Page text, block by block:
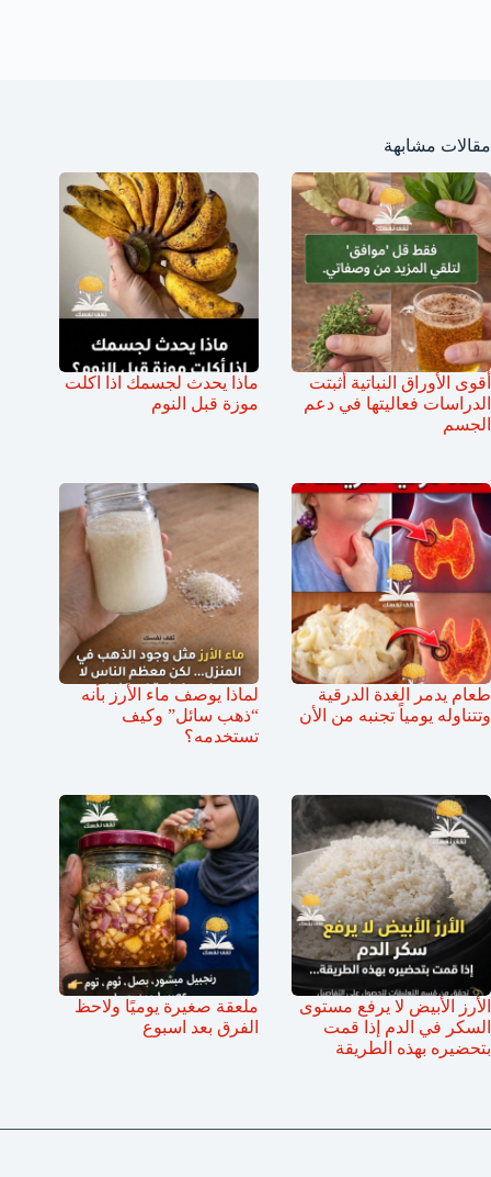
مقالات مشابهة
أقوى الأوراق النباتية أثبتت
الدراسات فعاليتها في دعم
الجسم
ماذا يحدث لجسمك اذا اكلت
موزة قبل النوم
طعام يدمر الغدة الدرقية
وتتناوله يومياً تجنبه من الأن
لماذا يوصف ماء الأرز بأنه
“ذهب سائل” وكيف
تستخدمه؟
الأرز الأبيض لا يرفع مستوى
السكر في الدم إذا قمت
بتحضيره بهذه الطريقة
ملعقة صغيرة يوميًا ولاحظ
الفرق بعد اسبوع